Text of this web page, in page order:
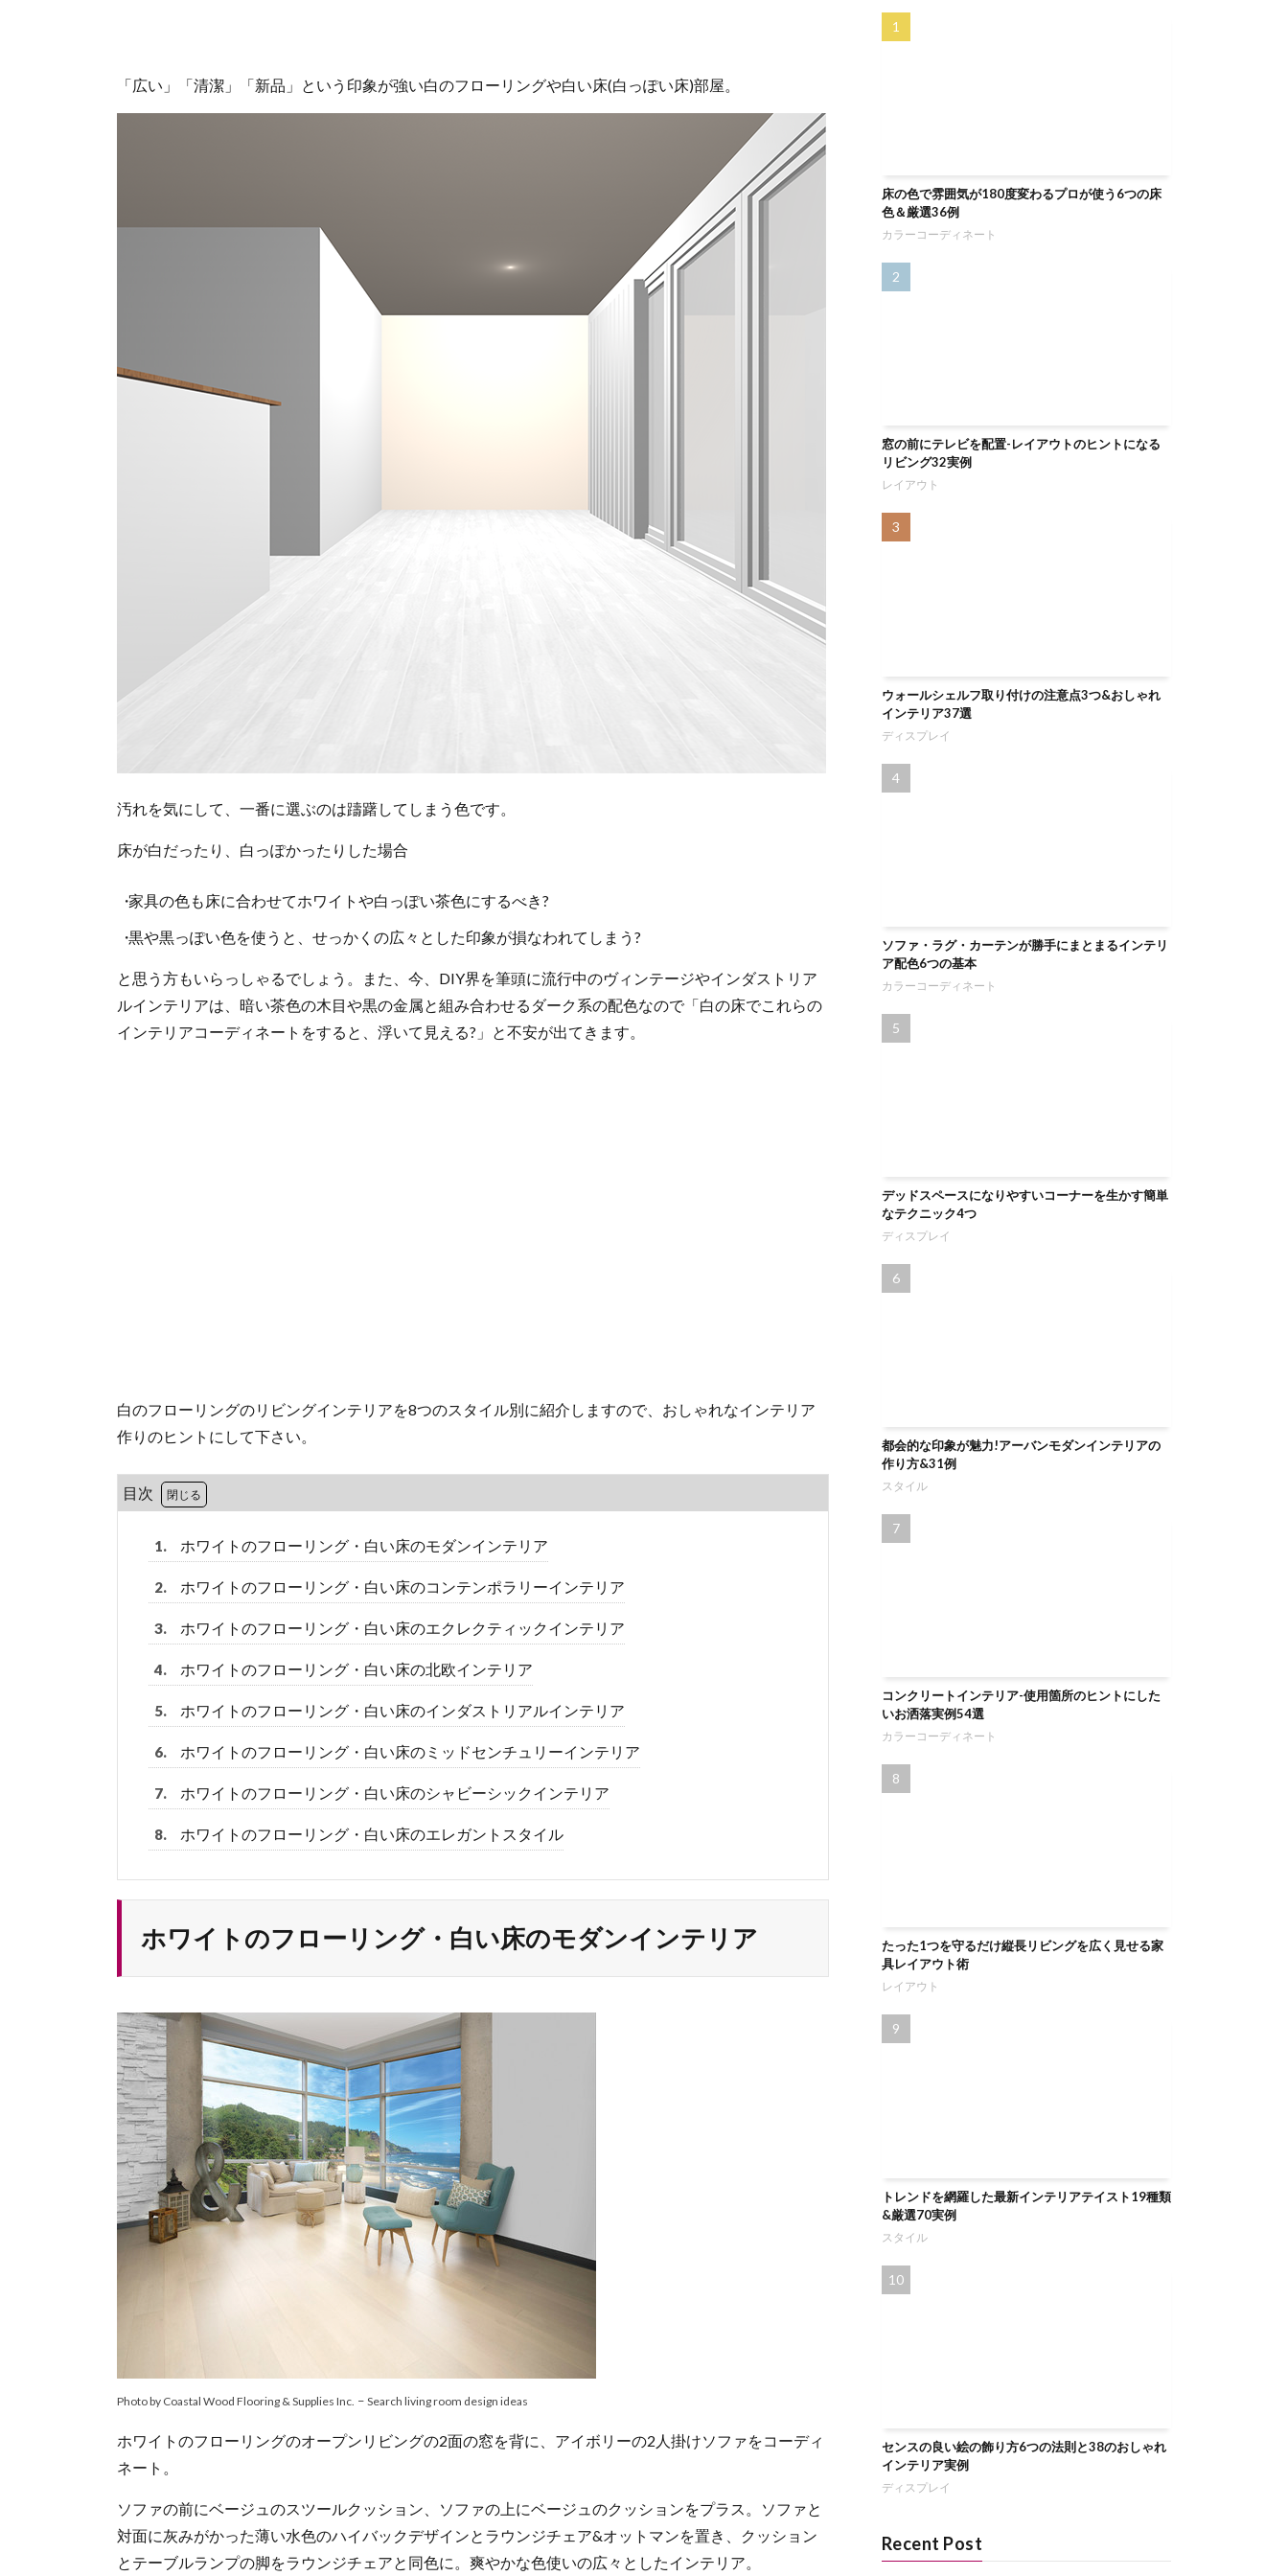
「広い」「清潔」「新品」という印象が強い白のフローリングや白い床(白っぽい床)部屋。
汚れを気にして、一番に選ぶのは躊躇してしまう色です。
床が白だったり、白っぽかったりした場合
家具の色も床に合わせてホワイトや白っぽい茶色にするべき?
黒や黒っぽい色を使うと、せっかくの広々とした印象が損なわれてしまう?
と思う方もいらっしゃるでしょう。また、今、DIY界を筆頭に流行中のヴィンテージやインダストリア
ルインテリアは、暗い茶色の木目や黒の金属と組み合わせるダーク系の配色なので「白の床でこれらの
インテリアコーディネートをすると、浮いて見える?」と不安が出てきます。
白のフローリングのリビングインテリアを8つのスタイル別に紹介しますので、おしゃれなインテリア
作りのヒントにして下さい。
目次
1. ホワイトのフローリング・白い床のモダンインテリア
2. ホワイトのフローリング・白い床のコンテンポラリーインテリア
3. ホワイトのフローリング・白い床のエクレクティックインテリア
4. ホワイトのフローリング・白い床の北欧インテリア
5. ホワイトのフローリング・白い床のインダストリアルインテリア
6. ホワイトのフローリング・白い床のミッドセンチュリーインテリア
7. ホワイトのフローリング・白い床のシャビーシックインテリア
8. ホワイトのフローリング・白い床のエレガントスタイル
ホワイトのフローリング・白い床のモダンインテリア
Photo by Coastal Wood Flooring & Supplies Inc. – Search living room design ideas
ホワイトのフローリングのオープンリビングの2面の窓を背に、アイボリーの2人掛けソファをコーディ
ネート。
ソファの前にベージュのスツールクッション、ソファの上にベージュのクッションをプラス。ソファと
対面に灰みがかった薄い水色のハイバックデザインとラウンジチェア&オットマンを置き、クッション
とテーブルランプの脚をラウンジチェアと同色に。爽やかな色使いの広々としたインテリア。
床の色で雰囲気が180度変わるプロが使う6つの床
色＆厳選36例
カラーコーディネート
窓の前にテレビを配置-レイアウトのヒントになる
リビング32実例
レイアウト
ウォールシェルフ取り付けの注意点3つ&おしゃれ
インテリア37選
ディスプレイ
ソファ・ラグ・カーテンが勝手にまとまるインテリ
ア配色6つの基本
カラーコーディネート
デッドスペースになりやすいコーナーを生かす簡単
なテクニック4つ
ディスプレイ
都会的な印象が魅力!アーバンモダンインテリアの
作り方&31例
スタイル
コンクリートインテリア-使用箇所のヒントにした
いお洒落実例54選
カラーコーディネート
たった1つを守るだけ縦長リビングを広く見せる家
具レイアウト術
レイアウト
トレンドを網羅した最新インテリアテイスト19種類
&厳選70実例
スタイル
センスの良い絵の飾り方6つの法則と38のおしゃれ
インテリア実例
ディスプレイ
Recent Post